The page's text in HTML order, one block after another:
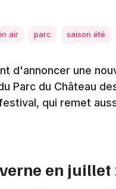
Soirées
Expos
air parc saison été
d'annoncer une
Parc du Château
qui remet
en juillet